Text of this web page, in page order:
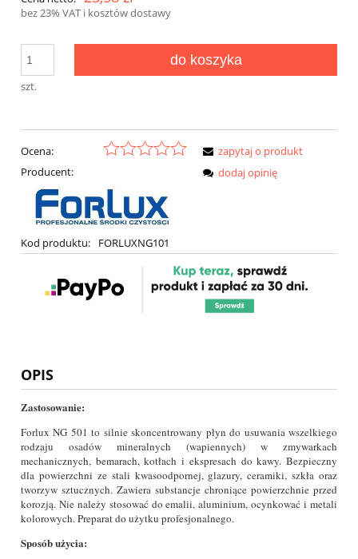
bez 23% VAT i kosztów dostawy
szt.
do koszyka
Ocena:
Producent:
Kod produktu: FORLUXNG101
zapytaj o produkt
dodaj opinię
OPIS
Zastosowanie:
Forlux NG 501 to silnie skoncentrowany płyn do usuwania wszelkiego
rodzaju osadów mineralnych (wapiennych) w zmywarkach
mechanicznych, bemarach, kotłach i ekspresach do kawy. Bezpieczny
dla powierzchni ze stali kwasoodpornej, glazury, ceramiki, szkła oraz
tworzyw sztucznych. Zawiera substancje chroniące powierzchnie przed
korozją. Nie należy stosować do emalii, aluminium, ocynkować i metali
kolorowych. Preparat do użytku profesjonalnego.
Sposób użycia: